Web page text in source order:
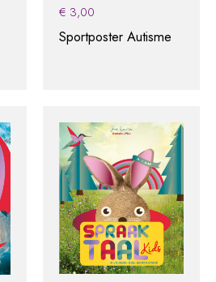
€ 3,00
Sportposter Autisme